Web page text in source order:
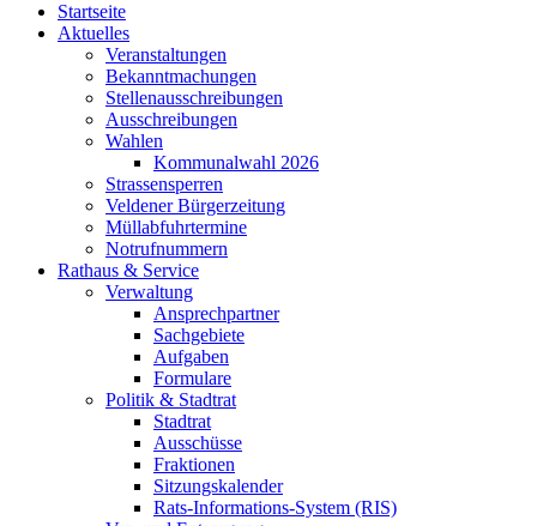
Startseite
Aktuelles
Veranstaltungen
Bekanntmachungen
Stellenausschreibungen
Ausschreibungen
Wahlen
Kommunalwahl 2026
Strassensperren
Veldener Bürgerzeitung
Müllabfuhrtermine
Notrufnummern
Rathaus & Service
Verwaltung
Ansprechpartner
Sachgebiete
Aufgaben
Formulare
Politik & Stadtrat
Stadtrat
Ausschüsse
Fraktionen
Sitzungskalender
Rats-Informations-System (RIS)